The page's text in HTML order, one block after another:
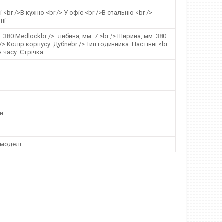
<br />В кухню <br /> У офіс <br />В спальню <br />
380 Medlockbr /> Глибина, мм: 7 >br /> Ширина, мм: 380
Колір корпусу: Дубnebr /> Тип годинника: Настінні <br
часу: Стрічка